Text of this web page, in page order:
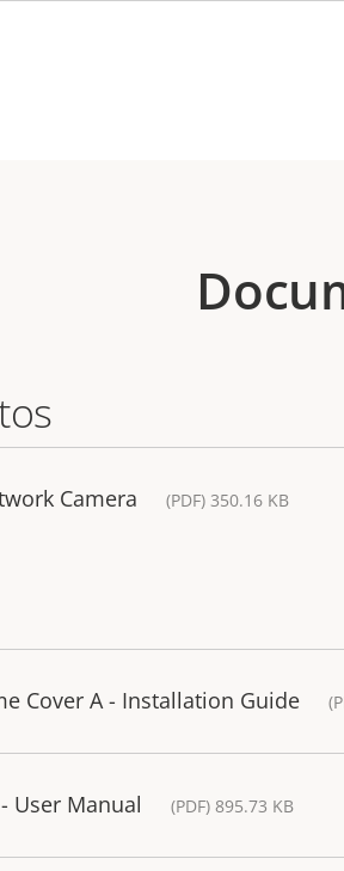
Camera (PDF) 350.16 KB
Cover A - Installation Guide
User Manual (PDF) 895.73 KB